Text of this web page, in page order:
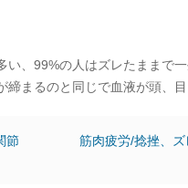
、99%の人はズレたままで一
まるのと同じで血液が頭、目
筋肉疲労/捻挫、
節